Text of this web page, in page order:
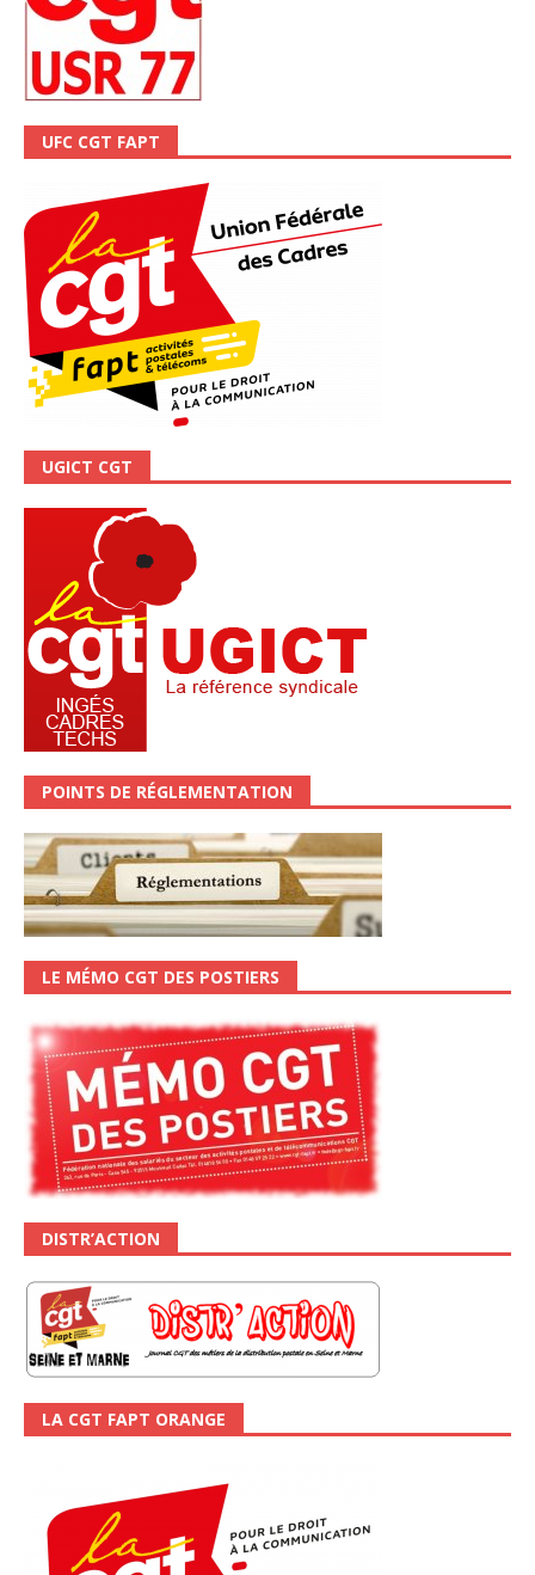
UFC CGT FAPT
UGICT CGT
POINTS DE RÉGLEMENTATION
LE MÉMO CGT DES POSTIERS
DISTR’ACTION
LA CGT FAPT ORANGE